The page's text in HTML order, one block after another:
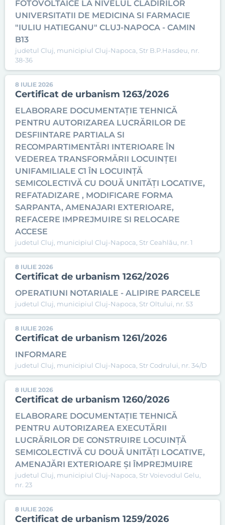
FOTOVOLTAICE LA NIVELUL CLADIRILOR
UNIVERSITATII DE MEDICINA SI FARMACIE
"IULIU HATIEGANU" CLUJ-NAPOCA - CAMIN
B13
judetul Cluj, municipiul Cluj-Napoca, Str B.P.Hasdeu, nr.
38-36
8 IULIE 2026
Certificat de urbanism 1263/2026
ELABORARE DOCUMENTAȚIE TEHNICĂ
PENTRU AUTORIZAREA LUCRĂRILOR DE
DESFIINTARE PARTIALA SI
RECOMPARTIMENTĂRI INTERIOARE ÎN
VEDEREA TRANSFORMĂRII LOCUINȚEI
UNIFAMILIALE C1 ÎN LOCUINȚĂ
SEMICOLECTIVĂ CU DOUĂ UNITĂȚI LOCATIVE,
REFATADIZARE , MODIFICARE FORMA
SARPANTA, AMENAJARI EXTERIOARE,
REFACERE IMPREJMUIRE SI RELOCARE
ACCESE
judetul Cluj, municipiul Cluj-Napoca, Str Ceahlău, nr. 1
8 IULIE 2026
Certificat de urbanism 1262/2026
OPERATIUNI NOTARIALE - ALIPIRE PARCELE
judetul Cluj, municipiul Cluj-Napoca, Str Oltului, nr. 53
8 IULIE 2026
Certificat de urbanism 1261/2026
INFORMARE
judetul Cluj, municipiul Cluj-Napoca, Str Codrului, nr. 34/D
8 IULIE 2026
Certificat de urbanism 1260/2026
ELABORARE DOCUMENTAȚIE TEHNICĂ
PENTRU AUTORIZAREA EXECUTĂRII
LUCRĂRILOR DE CONSTRUIRE LOCUINȚĂ
SEMICOLECTIVĂ CU DOUĂ UNITĂȚI LOCATIVE,
AMENAJĂRI EXTERIOARE ȘI ÎMPREJMUIRE
judetul Cluj, municipiul Cluj-Napoca, Str Voievodul Gelu,
nr. 23
8 IULIE 2026
Certificat de urbanism 1259/2026